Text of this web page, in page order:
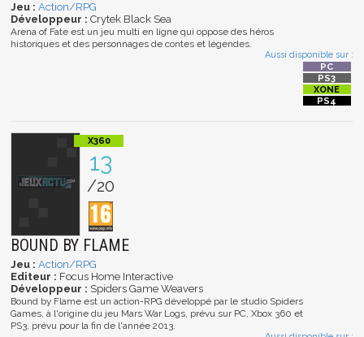
Jeu : Action/RPG
Développeur : Crytek Black Sea
Arena of Fate est un jeu multi en ligne qui oppose des héros
historiques et des personnages de contes et légendes.
Aussi disponible sur :
13
/20
BOUND BY FLAME
Jeu : Action/RPG
Editeur : Focus Home Interactive
Développeur : Spiders Game Weavers
Bound by Flame est un action-RPG développé par le studio Spiders
Games, à l'origine du jeu Mars War Logs, prévu sur PC, Xbox 360 et
PS3, prévu pour la fin de l'année 2013.